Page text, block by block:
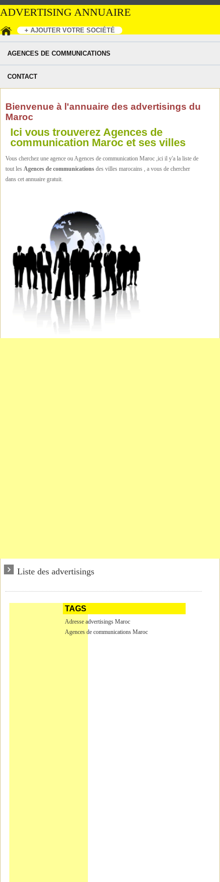
ADVERTISING ANNUAIRE
+ AJOUTER VOTRE SOCIÉTÉ
AGENCES DE COMMUNICATIONS
CONTACT
Bienvenue à l'annuaire des advertisings du
Maroc
Ici vous trouverez Agences de
communication Maroc et ses villes
Vous cherchez une agence ou Agences de communication Maroc ,ici il y'a la liste de
tout les Agences de communications des villes marocains , a vous de chercher
dans cet annuaire gratuit.
Liste des advertisings
TAGS
Adresse advertisings Maroc
Agences de communications Maroc